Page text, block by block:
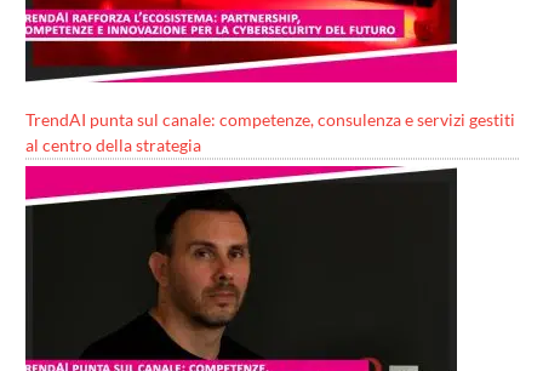
TrendAI punta sul canale: competenze, consulenza e servizi gestiti
al centro della strategia